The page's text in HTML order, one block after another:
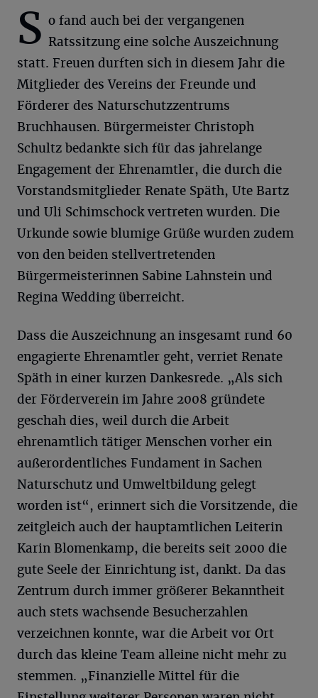
S o fand auch bei der vergangenen
Ratssitzung eine solche Auszeichnung
statt. Freuen durften sich in diesem Jahr die
Mitglieder des Vereins der Freunde und
Förderer des Naturschutzzentrums
Bruchhausen. Bürgermeister Christoph
Schultz bedankte sich für das jahrelange
Engagement der Ehrenamtler, die durch die
Vorstandsmitglieder Renate Späth, Ute Bartz
und Uli Schimschock vertreten wurden. Die
Urkunde sowie blumige Grüße wurden zudem
von den beiden stellvertretenden
Bürgermeisterinnen Sabine Lahnstein und
Regina Wedding überreicht.
Dass die Auszeichnung an insgesamt rund 60
engagierte Ehrenamtler geht, verriet Renate
Späth in einer kurzen Dankesrede. „Als sich
der Förderverein im Jahre 2008 gründete
geschah dies, weil durch die Arbeit
ehrenamtlich tätiger Menschen vorher ein
außerordentliches Fundament in Sachen
Naturschutz und Umweltbildung gelegt
worden ist“, erinnert sich die Vorsitzende, die
zeitgleich auch der hauptamtlichen Leiterin
Karin Blomenkamp, die bereits seit 2000 die
gute Seele der Einrichtung ist, dankt. Da das
Zentrum durch immer größerer Bekanntheit
auch stets wachsende Besucherzahlen
verzeichnen konnte, war die Arbeit vor Ort
durch das kleine Team alleine nicht mehr zu
stemmen. „Finanzielle Mittel für die